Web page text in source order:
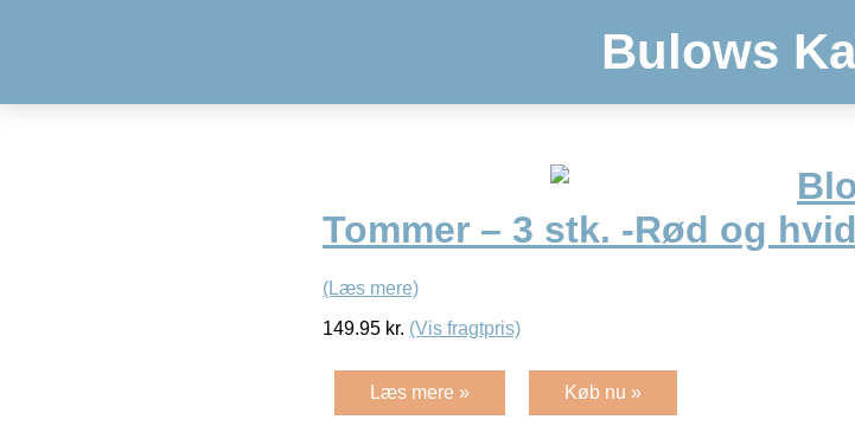
Bulows
Tommer – 3 stk. -Rød og hvid
(Læs mere)
149.95 kr. (Vis fragtpris)
Læs mere » Køb nu »